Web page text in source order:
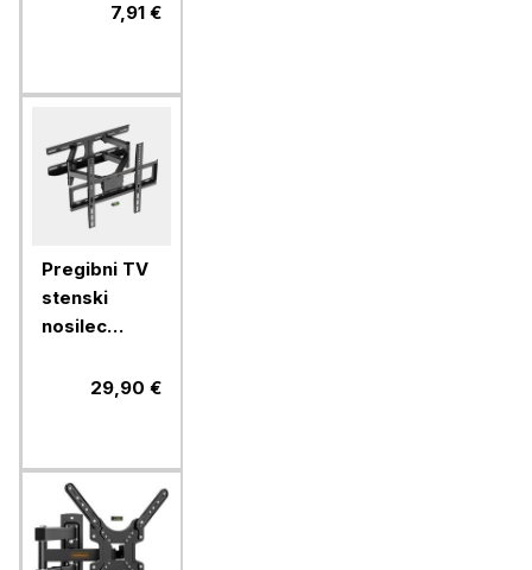
7,91 €
Pregibni TV
stenski
nosilec
56'', do 45
29,90 €